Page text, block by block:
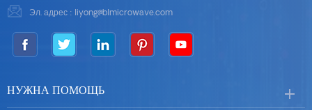
Эл. адрес : liyong@blmicrowave.com
НУЖНА ПОМОЩЬ